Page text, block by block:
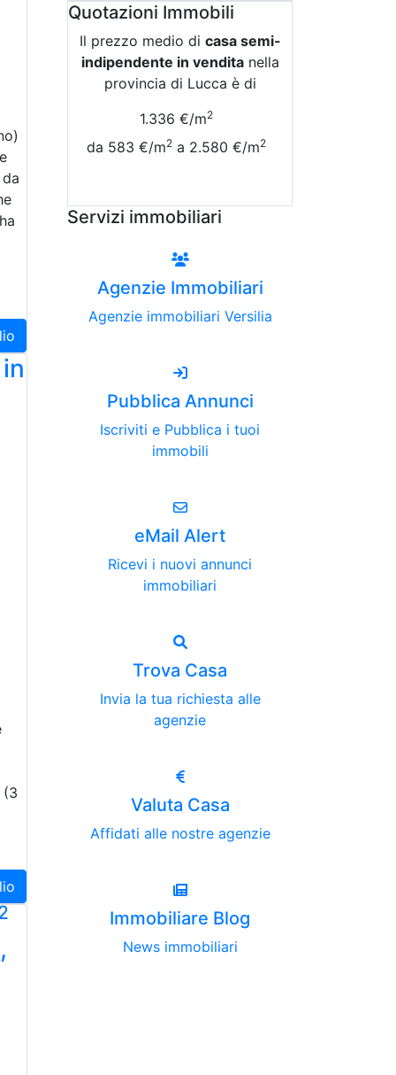
in
(3
Quotazioni Immobili
Il prezzo medio di casa semi-
indipendente in venditanella
provincia di Lucca è di
1.336 €/m2
da 583 €/m2 a 2.580 €/m2
Servizi immobiliari
Agenzie Immobiliari
Agenzie immobiliari Versilia
Pubblica Annunci
Iscriviti e Pubblica i tuoi
immobili
eMail Alert
Ricevi i nuovi annunci
immobiliari
Trova Casa
Invia la tua richiesta alle
agenzie
Valuta Casa
Affidati alle nostre agenzie
Immobiliare Blog
News immobiliari